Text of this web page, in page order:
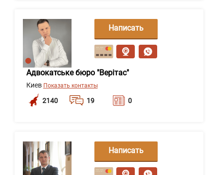
Адвокатське бюро "Верітас"
Киев Показать контакты
2140 19 0
Написать
сообщение
Написать
сообщение